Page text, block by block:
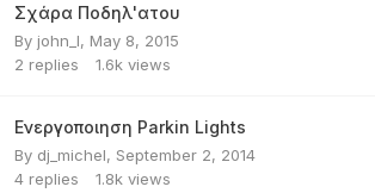
Σχάρα Ποδηλ'ατου
By john_l, May 8, 2015
2 replies 1.6k views
Ενεργοποιηση Parkin Lights
By dj_michel, September 2, 2014
4 replies 1.8k views